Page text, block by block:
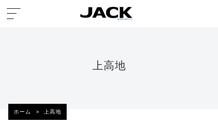
上高地
ホーム > 上高地